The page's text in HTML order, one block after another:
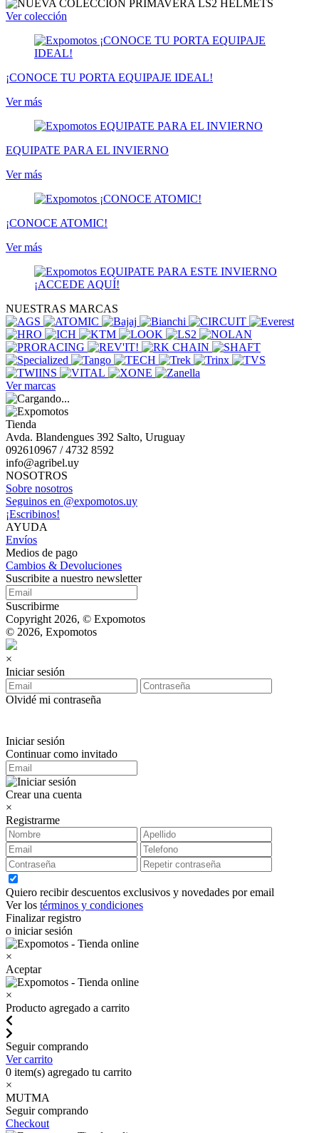
Ver colección
¡CONOCE TU PORTA EQUIPAJE IDEAL!
Ver más
EQUIPATE PARA EL INVIERNO
Ver más
¡CONOCE ATOMIC!
Ver más
NUESTRAS MARCAS
Ver marcas
Tienda
Avda. Blandengues 392 Salto, Uruguay
092610967 / 4732 8592
info@agribel.uy
NOSOTROS
Sobre nosotros
Seguinos en @expomotos.uy
¡Escribinos!
AYUDA
Envíos
Medios de pago
Cambios & Devoluciones
Suscribite a nuestro newsletter
Suscribirme
Copyright 2026, © Expomotos
© 2026, Expomotos
×
Iniciar sesión
Olvidé mi contraseña
Iniciar sesión
Continuar como invitado
Crear una cuenta
×
Registrarme
Quiero recibir descuentos exclusivos y novedades por email
Ver los términos y condiciones
Finalizar registro
o iniciar sesión
×
Aceptar
×
Producto agregado a carrito
Seguir comprando
Ver carrito
0 item(s) agregado tu carrito
×
MUTMA
Seguir comprando
Checkout